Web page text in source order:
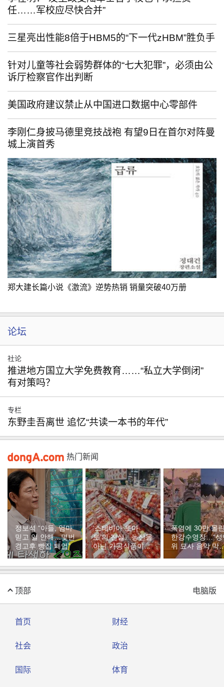
任……军校应尽快合并”
三星亮出性能8倍于HBM5的“下一代zHBM”胜负手
针对儿童等社会弱势群体的“七大犯罪”，必须由公
诉厅检察官作出判断
美国政府建议禁止从中国进口数据中心零部件
李刚仁身披马德里竞技战袍 有望9日在首尔对阵曼
城上演首秀
郑大建长篇小说《激流》逆势热销 销量突破40万册
论坛
社论
推进地方国立大学免费教育……“私立大学倒闭”
有对策吗？
专栏
东野圭吾离世 追忆“共读一本书的年代”
热门新闻
정보석 “아들, 엄마
믿고 일 안해…몇번
경고후 빵집 폐업”
‘스테비아 토마
토’의 진실…농산물
아닌 가공식품이었
다
폭염에 30만 몰
한강수영장…“성
위 묘사 음악 막
달라”
顶部 电脑版
首页 财经
社会 政治
国际 体育